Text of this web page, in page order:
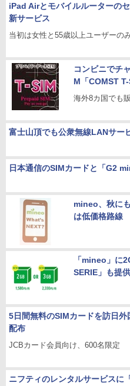
iPad Airとモバイルルーターの
新サービス
当初は女性と55歳以上ユーザーの
コンビニでチ
M「COMST T-
海外8カ国でも
富士山頂でも公衆無線LANサー
日本通信のSIMカードと「G2
mineo、秋に
は低価格路線
「mineo」に
SERIE」も提
5日間無料のSIMカードを訪日
配布
JCBカード会員向け、600名限定
ニフティのレンタルサービスに